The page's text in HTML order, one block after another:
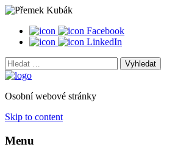
Facebook
LinkedIn
Vyhledat:
Osobní webové stránky
Skip to content
Menu